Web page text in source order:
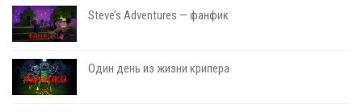
Steve’s Adventures — фанфик
Один день из жизни крипера